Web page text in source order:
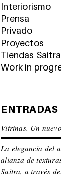
Interiorismo
Prensa
Privado
Proyectos
Tiendas Saitra
Work in
ENTRADAS
Vitrinas. Un
La elegancia del
alianza de
Saitra, a través